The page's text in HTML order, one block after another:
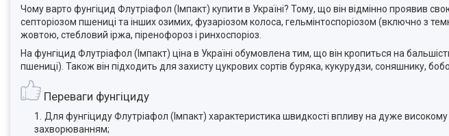
Чому варто фунгіцид Флутріафол (Імпакт) купити в Україні? Тому, що він відмінно проявив
септоріозом пшениці та інших озимих, фузаріозом колоса, гельмінтоспоріозом (включно з
жовтою, стебловий іржа, піренофороз і ринхоспоріоз.
На фунгіцид Флутріафол (Імпакт) ціна в Україні обумовлена тим, що він кропиться на
пшениці). Також він підходить для захисту цукрових сортів буряка, кукурудзи, соняшнику,
Переваги фунгіциду
Для фунгіциду Флутріафол (Імпакт) характеристика швидкості впливу на дуже високому
захворюванням;